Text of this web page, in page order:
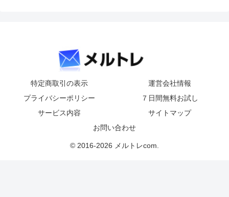
特定商取引の表示
運営会社情報
プライバシーポリシー
７日間無料お試し
サービス内容
サイトマップ
お問い合わせ
© 2016-2026 メルトレcom.